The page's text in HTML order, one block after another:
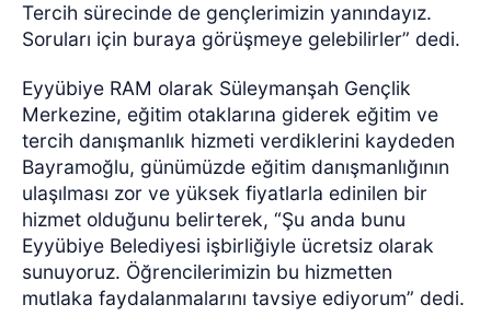
Tercih sürecinde de gençlerimizin yanındayız.
Soruları için buraya görüşmeye gelebilirler” dedi.
Eyyübiye RAM olarak Süleymanşah Gençlik
Merkezine, eğitim otaklarına giderek eğitim ve
tercih danışmanlık hizmeti verdiklerini kaydeden
Bayramoğlu, günümüzde eğitim danışmanlığının
ulaşılması zor ve yüksek fiyatlarla edinilen bir
hizmet olduğunu belirterek, “Şu anda bunu
Eyyübiye Belediyesi işbirliğiyle ücretsiz olarak
sunuyoruz. Öğrencilerimizin bu hizmetten
mutlaka faydalanmalarını tavsiye ediyorum” dedi.